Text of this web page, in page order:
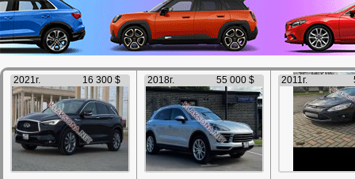
2021г. 16 300 $ 2018г. 55 000 $ 2011г.